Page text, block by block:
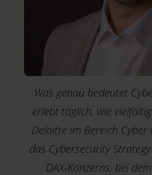
Was genau bedeutet
erlebt täglich, wie
Deloitte im Bereich Cyber
das Cybersecurity
DAX-Konzerns, bei